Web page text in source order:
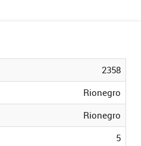
2358
Rionegro
Rionegro
5